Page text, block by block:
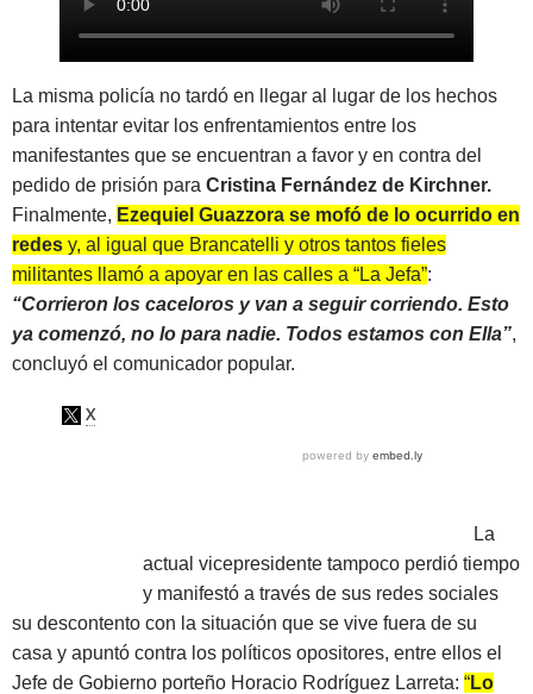
La misma policía no tardó en llegar al lugar de los hechos
para intentar evitar los enfrentamientos entre los
manifestantes que se encuentran a favor y en contra del
pedido de prisión para Cristina Fernández de Kirchner.
Finalmente, Ezequiel Guazzora se mofó de lo ocurrido en
redes y, al igual que Brancatelli y otros tantos fieles
militantes llamó a apoyar en las calles a “La Jefa”:
“Corrieron los caceloros y van a seguir corriendo. Esto
ya comenzó, no lo para nadie. Todos estamos con Ella”,
concluyó el comunicador popular.
La
actual vicepresidente tampoco perdió tiempo
y manifestó a través de sus redes sociales
su descontento con la situación que se vive fuera de su
casa y apuntó contra los políticos opositores, entre ellos el
Jefe de Gobierno porteño Horacio Rodríguez Larreta: “Lo